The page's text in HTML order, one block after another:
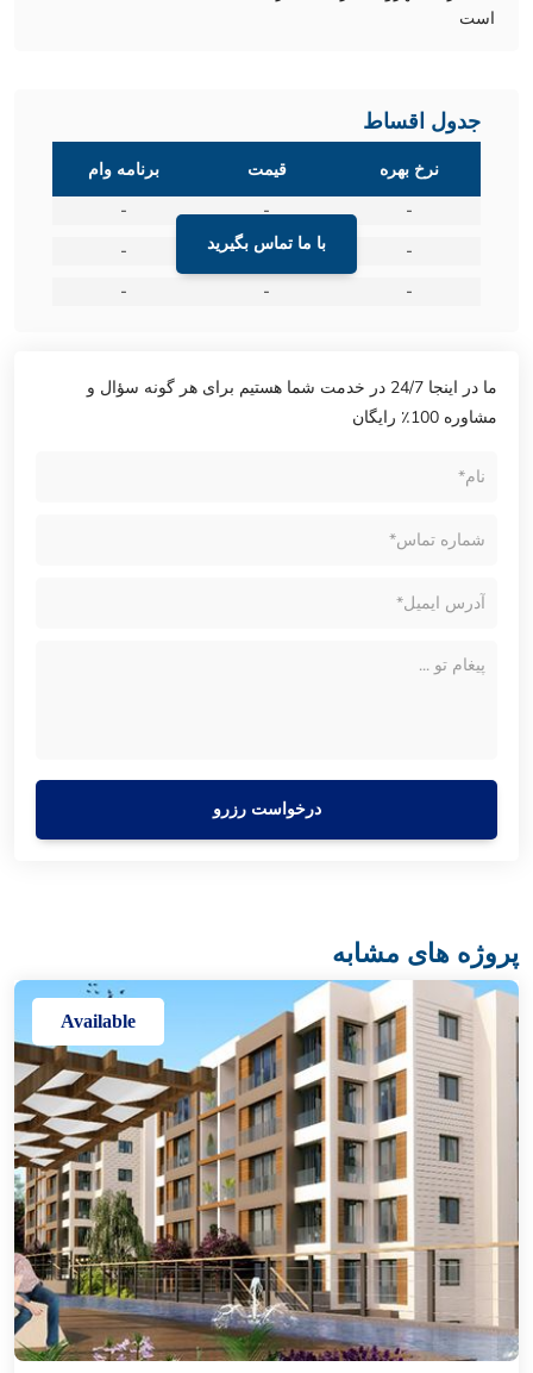
است
جدول اقساط
با ما تماس بگیرید
نرخ بهره قیمت
برنامه وام
-
-
-
-
-
-
-
-
-
ما در اینجا 24/7 در خدمت شما هستیم برای هر گونه سؤال و
مشاوره 100٪ رایگان
درخواست رزرو
پروژه های مشابه
Available